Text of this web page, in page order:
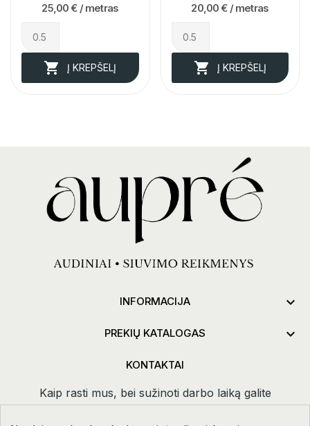
25,00 € / metras
 Į KREPŠELĮ
20,00 € / metras
 Į KREPŠELĮ
INFORMACIJA 
PREKIŲ KATALOGAS 
KONTAKTAI
Kaip rasti mus, bei sužinoti darbo laiką galite
paspauduskontaktai.